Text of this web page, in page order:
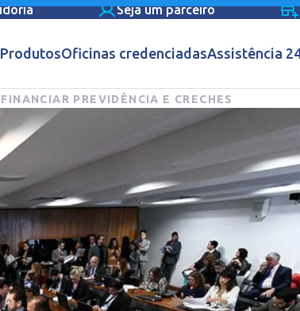
Seja um parceiro
ProdutosOficinas credenciadasAssistência
PREVIDÊNCIA E CRECHES